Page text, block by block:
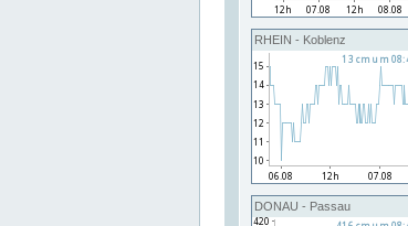
RHEIN - Koblenz
DONAU - Passau